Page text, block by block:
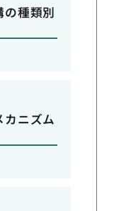
種類別
ニズム